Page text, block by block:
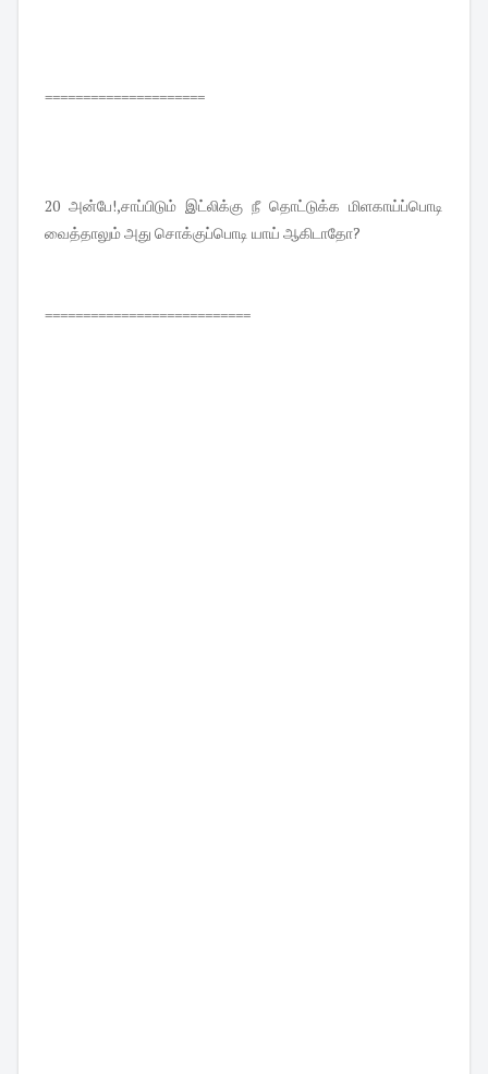
=====================
20 அன்பே!,சாப்பிடும் இட்லிக்கு நீ தொட்டுக்க மிளகாய்ப்பொடி
வைத்தாலும் அது சொக்குப்பொடி யாய் ஆகிடாதோ?
===========================